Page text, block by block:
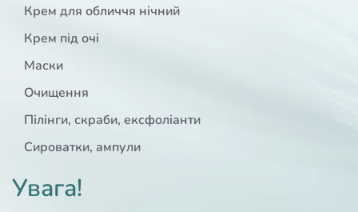
Крем для обличчя нічний
Крем під очі
Маски
Очищення
Пілінги, скраби, ексфоліанти
Сироватки, ампули
Увага!